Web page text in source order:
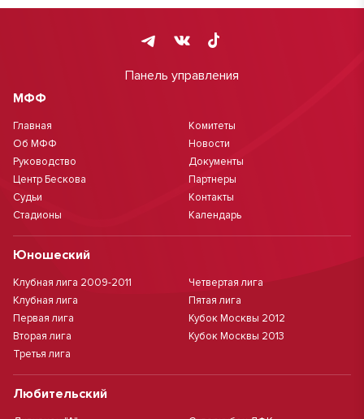
Панель управления
МФФ
Главная
Об МФФ
Руководство
Центр Бескова
Судьи
Стадионы
Комитеты
Новости
Документы
Партнеры
Контакты
Календарь
Юношеский
Клубная лига 2009-2011
Клубная лига
Первая лига
Вторая лига
Третья лига
Четвертая лига
Пятая лига
Кубок Москвы 2012
Кубок Москвы 2013
Любительский